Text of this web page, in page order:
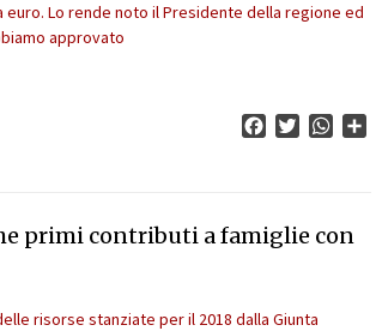
Lo rende noto il Presidente della regione ed
approvato
FacebookTwitter
primi contributi a famiglie con
risorse stanziate per il 2018 dalla Giunta